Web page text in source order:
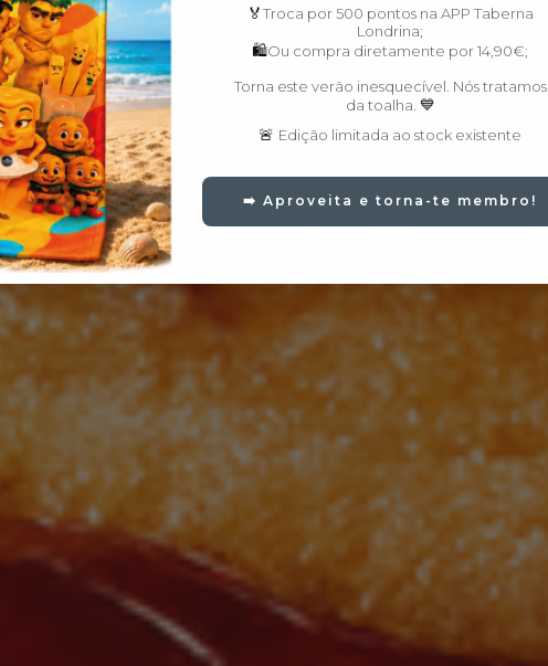
🏅Troca por 500 pontos na APP Taberna
Londrina;
🛍️Ou compra diretamente por 14,90€;
Torna este verão inesquecível. Nós tratamos
da toalha. 💙
🚨 Edição limitada ao stock existente
➡️ Aproveita e torna-te membro!